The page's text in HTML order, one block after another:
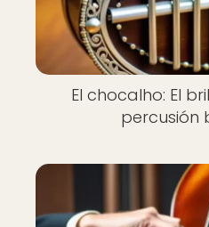
El chocalho: El
percusión